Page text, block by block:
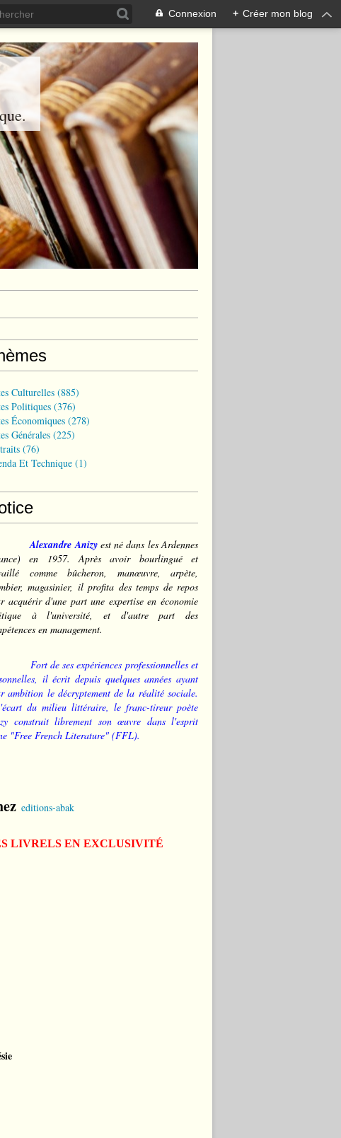
Connexion + Créer mon blog
Culturelles (885)
Politiques (376)
Économiques (278)
Générales (225)
(76)
Et Technique (1)
Alexandre Anizy est né dans les Ardennes
en 1957. Après avoir bourlingué et
comme bûcheron, manœuvre, arpète,
magasinier, il profita des temps de repos
acquérir d'une part une expertise en économie
à l'université, et d'autre part des
en management.
Fort de ses expériences professionnelles et
il écrit depuis quelques années ayant
ambition le décryptement de la réalité sociale.
du milieu littéraire, le franc-tireur poète
construit librement son œuvre dans l'esprit
"Free French Literature" (FFL).
editions-abak
LIVRELS EN EXCLUSIVITÉ